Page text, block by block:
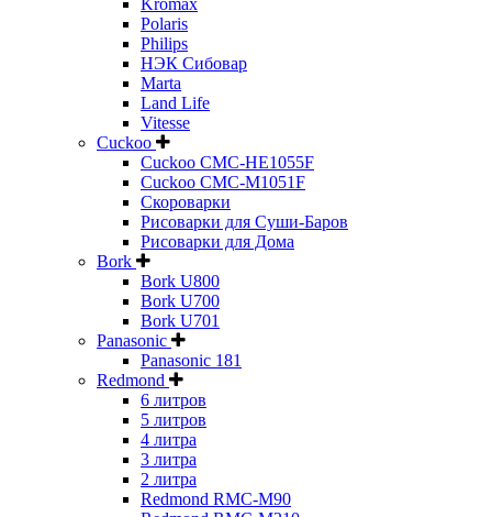
Kromax
Polaris
Philips
НЭК Сибовар
Marta
Land Life
Vitesse
Cuckoo
Cuckoo CMC-HE1055F
Cuckoo CMC-M1051F
Скороварки
Рисоварки для Суши-Баров
Рисоварки для Дома
Bork
Bork U800
Bork U700
Bork U701
Panasonic
Panasonic 181
Redmond
6 литров
5 литров
4 литра
3 литра
2 литра
Redmond RMC-M90